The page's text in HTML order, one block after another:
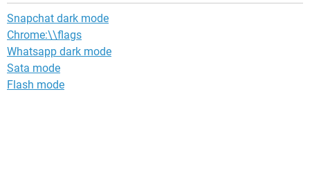
Snapchat dark mode
Chrome:\\flags
Whatsapp dark mode
Sata mode
Flash mode